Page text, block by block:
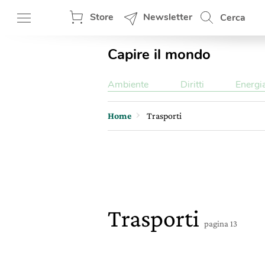
Store Newsletter Cerca
Capire il mondo
Ambiente Diritti
Home Trasporti
Trasporti pagina 13